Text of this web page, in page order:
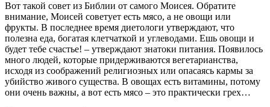
Вот такой совет из Библии от самого Моисея. Обратите
внимание, Моисей советует есть мясо, а не овощи или
фрукты. В последнее время диетологи утверждают, что
полезна еда, богатая клетчаткой и углеводами. Ешь овощи и
будет тебе счастье! – утверждают знатоки питания. Появилось
много людей, которые придерживаются вегетарианства,
исходя из соображений религиозных или опасаясь кармы за
убийство живого существа. В овощах есть витамины, потому
они очень важны, а вот есть мясо – это практически грех…